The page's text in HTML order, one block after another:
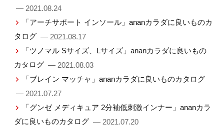
— 2021.08.24
「アーチサポート インソール」ananカラダに良いものカ
タログ — 2021.08.17
「ツノマル Sサイズ、Lサイズ」ananカラダに良いもの
カタログ — 2021.08.03
「ブレイン マッチャ」ananカラダに良いものカタログ
— 2021.07.27
「グンゼ メディキュア 2分袖低刺激インナー」ananカラ
ダに良いものカタログ — 2021.07.20